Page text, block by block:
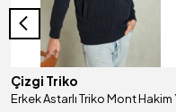
Çizgi Triko